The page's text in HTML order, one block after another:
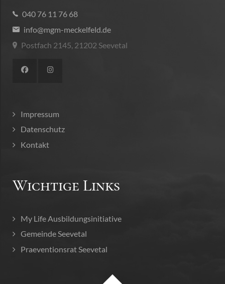
040 76 11 76 68
info@mgm-meckelfeld.de
Postfach 2145, 21202 Seevetal
Impressum
Datenschutz
Kontakt
Wichtige Links
My Life Ausbildungsinitiative
Gemeinde Seevetal
Praeventionsrat Seevetal